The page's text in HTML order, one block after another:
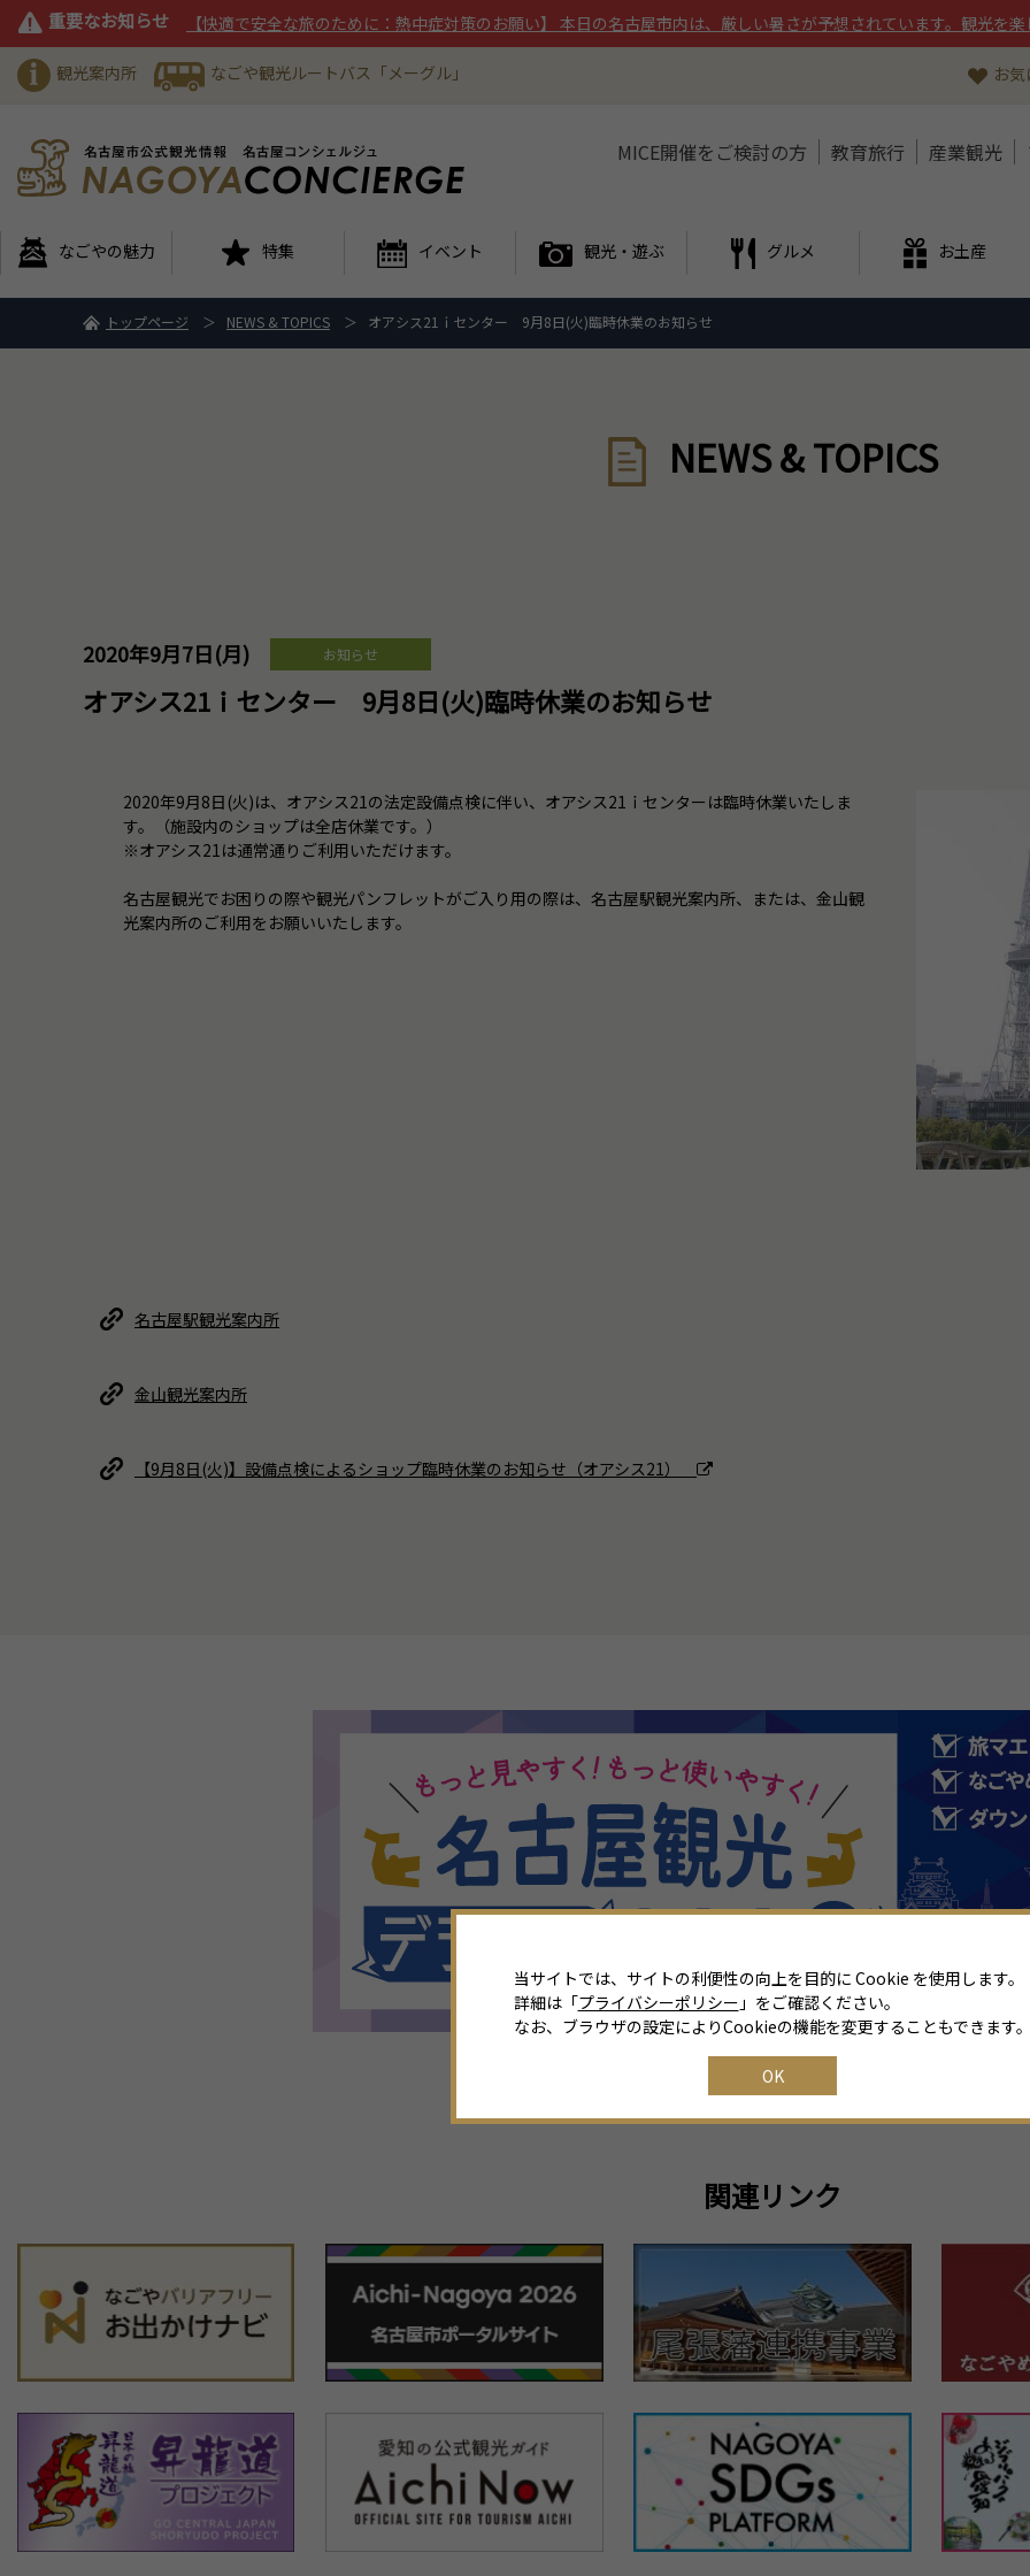
重要なお知らせ 【快適で安全な旅のために：熱中症対策のお願い】 本日の名古屋市内は、厳しい暑さが予想されています。観光を
観光案内所 なごや観光ルートバス「メーグル」 お
MICE開催をご検討の方 教育旅行 産業観光
なごやの魅力 特集 イベント 観光・遊ぶ グルメ お土産
トップページ NEWS & TOPICS オアシス21ｉセンター 9月8日(火)臨時休業のお知らせ
NEWS & TOPICS
2020年9月7日(月) お知らせ
オアシス21ｉセンター 9月8日(火)臨時休業のお知らせ
2020年9月8日(火)は、オアシス21の法定設備点検に伴い、オアシス21ｉセンターは臨時休業いたしま
す。（施設内のショップは全店休業です。）
※オアシス21は通常通りご利用いただけます。
名古屋観光でお困りの際や観光パンフレットがご入り用の際は、名古屋駅観光案内所、または、金山観
光案内所のご利用をお願いいたします。
名古屋駅観光案内所
金山観光案内所
【9月8日(火)】設備点検によるショップ臨時休業のお知らせ（オアシス21）
関連リンク
当サイトでは、サイトの利便性の向上を目的に Cookie を使用します。
詳細は「プライバシーポリシー 」をご確認ください。
なお、ブラウザの設定によりCookieの機能を変更することもできます
OK